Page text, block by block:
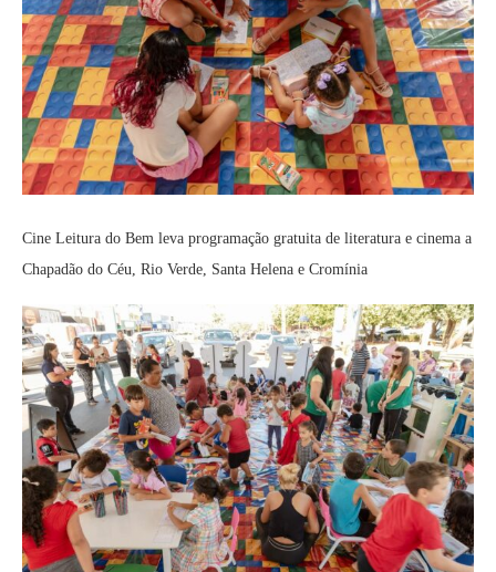
Cine Leitura do Bem leva programação gratuita de literatura e cinema a
Chapadão do Céu, Rio Verde, Santa Helena e Cromínia